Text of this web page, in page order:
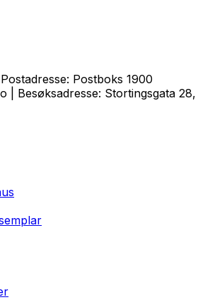
| Postadresse: Postboks 1900
| Besøksadresse: Stortingsgata 28,